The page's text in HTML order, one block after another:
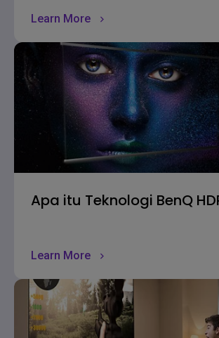
Learn More
Apa itu Teknologi BenQ
Learn More